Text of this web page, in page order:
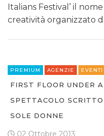
Italians Festival’ il
creatività organizzato
PREMIUM AGENZIE EVENTI
FIRST FLOOR UNDER
SPETTACOLO
SOLE DONNE
02 Ottobre 2013